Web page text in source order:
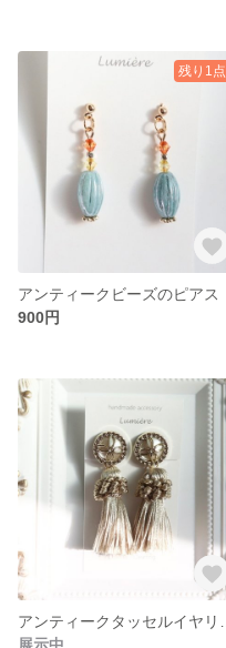
残り1点
アンティークビーズのピアス
900円
展示中